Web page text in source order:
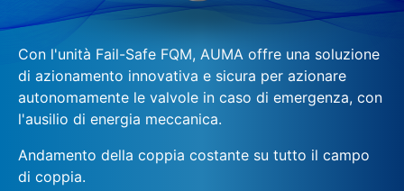
Con l'unità Fail-Safe FQM, AUMA offre una soluzione
di azionamento innovativa e sicura per azionare
autonomamente le valvole in caso di emergenza, con
l'ausilio di energia meccanica.
Andamento della coppia costante su tutto il campo
di coppia.